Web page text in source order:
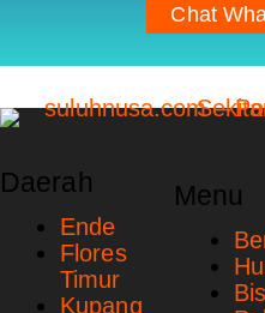
Chat
Daerah
Ende
Flores
Timur
Kupang
Menu